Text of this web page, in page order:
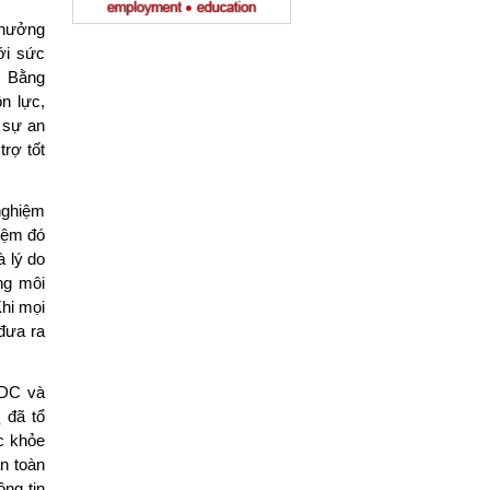
sức
Bằng
lực,
sự an
tốt
đó
lý do
môi
mọi
ra
và
đã tổ
khỏe
toàn